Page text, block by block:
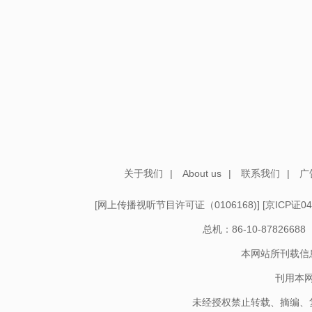
关于我们 | About us | 联系我们 |
[网上传播视听节目许可证（0106168)] [京ICP证
总机：86-10-87826688
本网站所刊载
刊用本
未经授权禁止转载、摘编